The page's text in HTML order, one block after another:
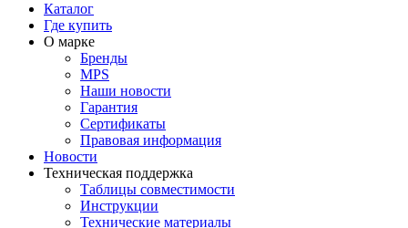
Каталог
Где купить
О марке
Бренды
MPS
Наши новости
Гарантия
Сертификаты
Правовая информация
Новости
Техническая поддержка
Таблицы совместимости
Инструкции
Технические материалы